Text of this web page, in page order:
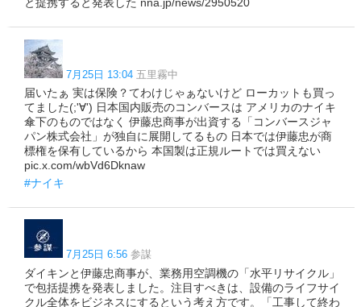
と提携すると発表した nna.jp/news/2950520
7月25日 13:04 五里霧中
届いたぁ 実は保険？てわけじゃぁないけど ローカットも買っ
てました(;'∀') 日本国内販売のコンバースは アメリカのナイキ
傘下のものではなく 伊藤忠商事が出資する「コンバースジャ
パン株式会社」が独自に展開してるもの 日本では伊藤忠が商
標権を保有しているから 本国製は正規ルートでは買えない
pic.x.com/wbVd6Dknaw
#ナイキ
7月25日 6:56 参謀
ダイキンと伊藤忠商事が、業務用空調機の「水平リサイクル」
で包括提携を発表しました。注目すべきは、設備のライフサイ
クル全体をビジネスにするという考え方です。「工事して終わ